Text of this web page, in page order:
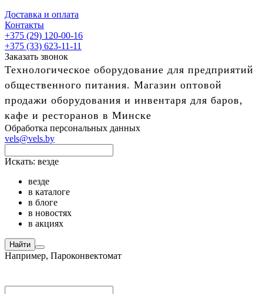
Доставка и оплата
Контакты
+375 (29) 120-00-16
+375 (33) 623-11-11
Заказать звонок
Технологическое оборудование для предприятий
общественного питания. Магазин оптовой
продажи оборудования и инвентаря для баров,
кафе и ресторанов в Минске
Обработка персональных данных
vels@vels.by
Искать: везде
везде
в каталоге
в блоге
в новостях
в акциях
Найти
Например, Пароконвектомат